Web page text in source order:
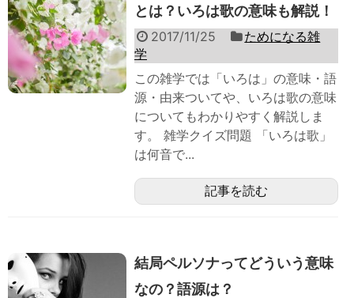
とは？いろは歌の意味も解説！
2017/11/25
ためになる雑
学
この雑学では「いろは」の意味・語
源・由来ついてや、いろは歌の意味
についてもわかりやすく解説しま
す。 雑学クイズ問題 「いろは歌」
は何音で...
記事を読む
結局ペルソナってどういう意味
なの？語源は？